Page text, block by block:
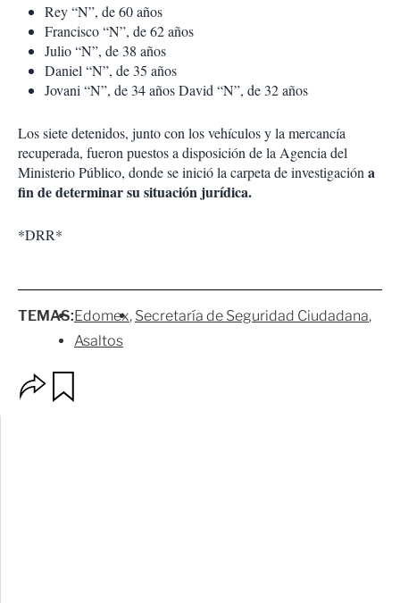
Rey “N”, de 60 años
Francisco “N”, de 62 años
Julio “N”, de 38 años
Daniel “N”, de 35 años
Jovani “N”, de 34 añosDavid “N”, de 32 años
Los siete detenidos, junto con los vehículos y la mercancía
recuperada, fueron puestos a disposición de la Agencia del
Ministerio Público, donde se inició la carpeta de investigacióna
fin de determinar su situación jurídica.
*DRR*
TEMAS:Edomex Secretaría de Seguridad Ciudadana
Asaltos